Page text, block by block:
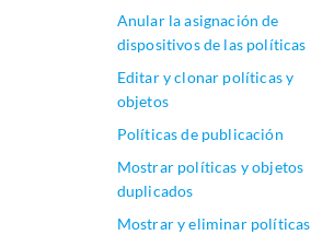
Anular la asignación de
dispositivos de las políticas
Editar y clonar políticas y
objetos
Políticas de publicación
Mostrar políticas y objetos
duplicados
Mostrar y eliminar políticas